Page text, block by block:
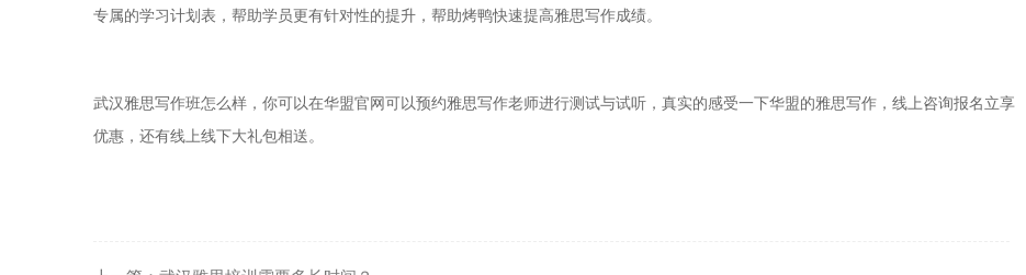
专属的学习计划表，帮助学员更有针对性的提升，帮助烤鸭快速提高雅思写作成绩。
武汉雅思写作班怎么样，你可以在华盟官网可以预约雅思写作老师进行测试与试听，真实的感受一下华盟的雅思写作，线上咨询报名立享
优惠，还有线上线下大礼包相送。